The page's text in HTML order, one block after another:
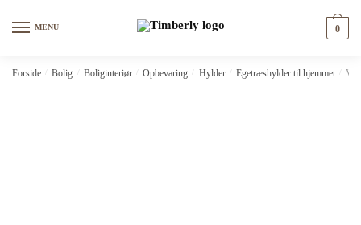
MENU 0
Forside Bolig Boliginteriør Opbevaring Hylder Egetræshylder til hjemmet